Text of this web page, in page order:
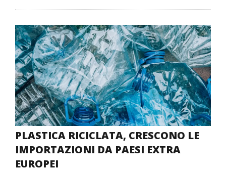
PLASTICA RICICLATA, CRESCONO LE
IMPORTAZIONI DA PAESI EXTRA
EUROPEI